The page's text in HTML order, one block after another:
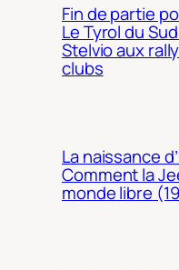
Fin de partie
Le Tyrol du
Stelvio aux
clubs
La naissance
Comment la
monde libre